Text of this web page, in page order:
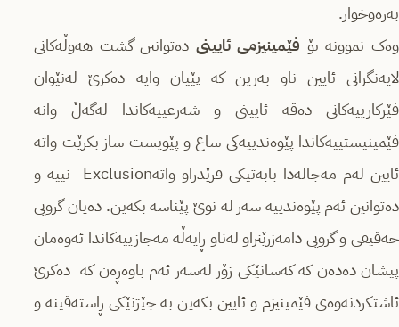
بەرەوخوار.
وەک نموونە بۆ فێمینیزمی ئایینی دەتوانین گشت هەوڵەکانی
لایەنگرانی ئایین ناو بەرین کە پێیان وایە دەکرێ لەنێوان
فێرکارییەکانی دەقە ئایینی و شەرعییەکاندا لەگەڵ وانە
فێمینیستییەکاندا پێوەندییەکی ساغ و پێویست ساز بکرێت واتە
ئایین لەم مەجالەدا بابەتیکی فرێدراو واتەExclusion نییە و
دەتوانین ئەم پێوەندییە سەر لە نوێ پێناسە بکەین. دەیان گروپی
حەقیقی و گروپی دامەزرێنراو لەناو ڕایەڵە مەجازییەکاندا ئەوەمان
پیشان دەدەن کە کەسانێکی زۆر لەسەر ئەم باوەڕەن کە دەکرێ
ئاشتکردنەوەی فێمینیزم و ئایین بکەین بە جێژنێکی ڕاستەقینە و